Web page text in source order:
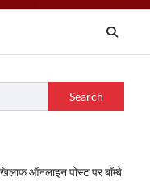
Search
ऑनलाइन पोस्ट पर बॉम्बे